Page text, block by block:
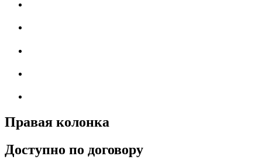
Правая колонка
Доступно по договору